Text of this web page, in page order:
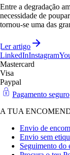
Entre a degradação
necessidade de
tornou-se uma das
Ler artigo
LinkedInInstagram
Mastercard
Visa
Paypal
Pagamento seguro
A TUA
Envio de
Envio sem
Seguimento do